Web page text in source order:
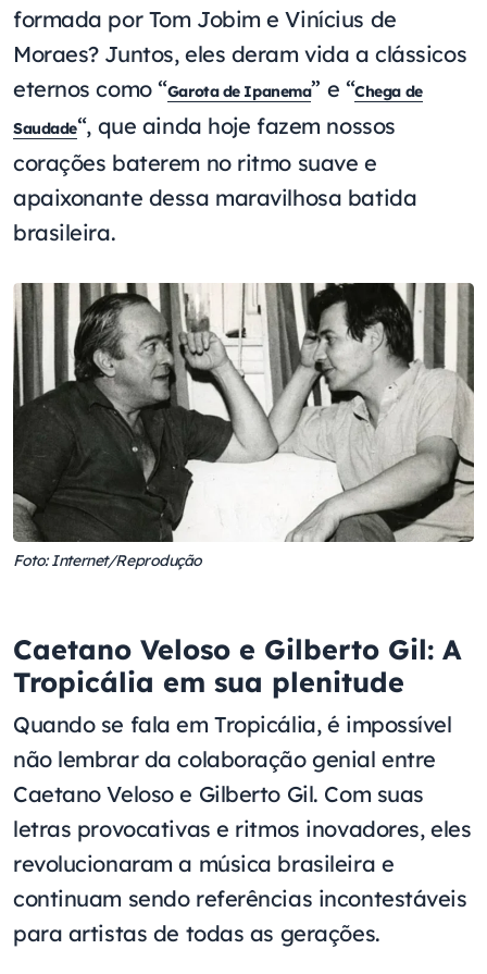
formada por Tom Jobim e Vinícius de
Moraes? Juntos, eles deram vida a clássicos
eternos como “Garota de Ipanema” e “Chega de
Saudade“, que ainda hoje fazem nossos
corações baterem no ritmo suave e
apaixonante dessa maravilhosa batida
brasileira.
Foto: Internet/Reprodução
Caetano Veloso e Gilberto Gil: A
Tropicália em sua plenitude
Quando se fala em Tropicália, é impossível
não lembrar da colaboração genial entre
Caetano Veloso e Gilberto Gil. Com suas
letras provocativas e ritmos inovadores, eles
revolucionaram a música brasileira e
continuam sendo referências incontestáveis
para artistas de todas as gerações.